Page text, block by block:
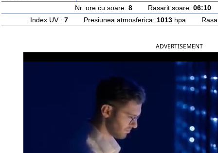
Nr. ore cu soare: 8Rasarit soare: 06:10
Index UV : 7Presiunea atmosferica: 1013hpa
ADVERTISEMENT